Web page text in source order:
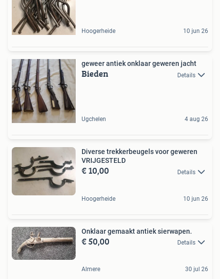
Hoogerheide 10 jun 26
geweer antiek onklaar geweren jacht
Bieden Details
Ugchelen 4 aug 26
Diverse trekkerbeugels voor geweren
VRIJGESTELD
€ 10,00 Details
Hoogerheide 10 jun 26
Onklaar gemaakt antiek sierwapen.
€ 50,00 Details
Almere 30 jul 26